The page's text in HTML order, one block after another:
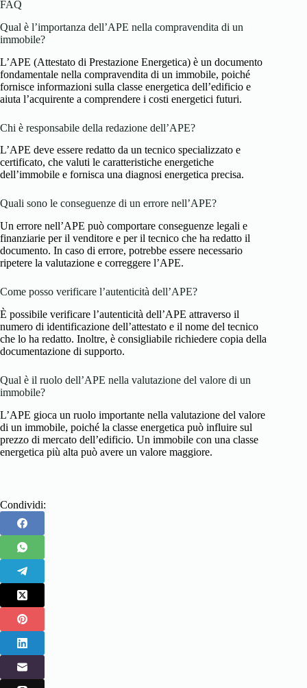
FAQ
Qual è l’importanza dell’APE nella compravendita di un
immobile?
L’APE (Attestato di Prestazione Energetica) è un documento
fondamentale nella compravendita di un immobile, poiché
fornisce informazioni sulla classe energetica dell’edificio e
aiuta l’acquirente a comprendere i costi energetici futuri.
Chi è responsabile della redazione dell’APE?
L’APE deve essere redatto da un tecnico specializzato e
certificato, che valuti le caratteristiche energetiche
dell’immobile e fornisca una diagnosi energetica precisa.
Quali sono le conseguenze di un errore nell’APE?
Un errore nell’APE può comportare conseguenze legali e
finanziarie per il venditore e per il tecnico che ha redatto il
documento. In caso di errore, potrebbe essere necessario
ripetere la valutazione e correggere l’APE.
Come posso verificare l’autenticità dell’APE?
È possibile verificare l’autenticità dell’APE attraverso il
numero di identificazione dell’attestato e il nome del tecnico
che lo ha redatto. Inoltre, è consigliabile richiedere copia della
documentazione di supporto.
Qual è il ruolo dell’APE nella valutazione del valore di un
immobile?
L’APE gioca un ruolo importante nella valutazione del valore
di un immobile, poiché la classe energetica può influire sul
prezzo di mercato dell’edificio. Un immobile con una classe
energetica più alta può avere un valore maggiore.
Condividi: